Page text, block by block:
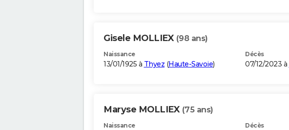
Gisele MOLLIEX (98 ans)
Naissance
13/01/1925 à Thyez (Haute-Savoie)
Décès
07/12/2023 à
Maryse MOLLIEX (75 ans)
Naissance Décès